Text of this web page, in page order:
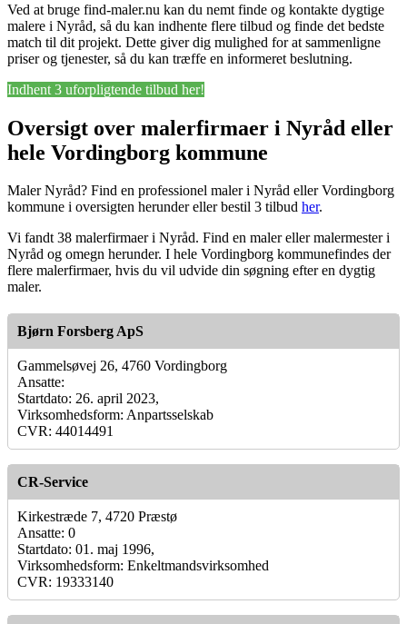
Ved at bruge find-maler.nu kan du nemt finde og kontakte dygtige
malere i Nyråd, så du kan indhente flere tilbud og finde det bedste
match til dit projekt. Dette giver dig mulighed for at sammenligne
priser og tjenester, så du kan træffe en informeret beslutning.
Indhent 3 uforpligtende tilbud her!
Oversigt over malerfirmaer i Nyråd eller
hele Vordingborg kommune
Maler Nyråd? Find en professionel maler i Nyråd eller Vordingborg
kommune i oversigten herunder eller bestil 3 tilbud her.
Vi fandt 38 malerfirmaer i Nyråd. Find en maler eller malermester i
Nyråd og omegn herunder. I hele Vordingborg kommunefindes der
flere malerfirmaer, hvis du vil udvide din søgning efter en dygtig
maler.
Bjørn Forsberg ApS
Gammelsøvej 26, 4760 Vordingborg
Ansatte:
Startdato: 26. april 2023,
Virksomhedsform: Anpartsselskab
CVR: 44014491
CR-Service
Kirkestræde 7, 4720 Præstø
Ansatte: 0
Startdato: 01. maj 1996,
Virksomhedsform: Enkeltmandsvirksomhed
CVR: 19333140